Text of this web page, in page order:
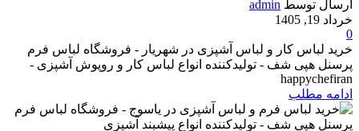
ارسال توسط admin
خرداد 19, 1405
0
خرید لباس کار و لباس آشپزی در شهریار - فروشگاه لباس فرم
پرسنل هپی شف - تولیدکننده انواع لباس کار و روپوش آشپزی -
happychefiran
ادامه مطلب